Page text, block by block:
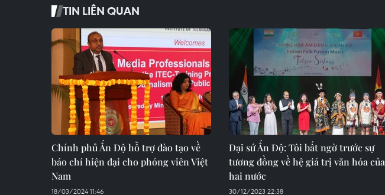
TIN LIÊN QUAN
Chính phủ Ấn Độ hỗ trợ đào tạo về
báo chí hiện đại cho phóng viên Việt
Nam
18/03/2024 11:46
Đại sứ Ấn Độ: Tôi bất ngờ trước sự
tương đồng về hệ giá trị văn hóa của
hai nước
30/12/2023 22:38